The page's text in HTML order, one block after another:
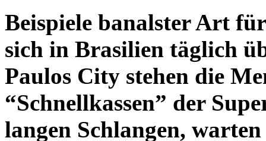
Beispiele banalster Art
sich in Brasilien täglich
Paulos City stehen die
“Schnellkassen” der
langen Schlangen,